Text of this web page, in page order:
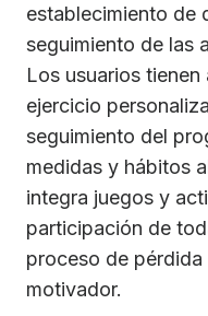
establecimiento de
seguimiento de las
Los usuarios
ejercicio
seguimiento del
medidas y hábitos
integra juegos y
participación de
proceso de
motivador.